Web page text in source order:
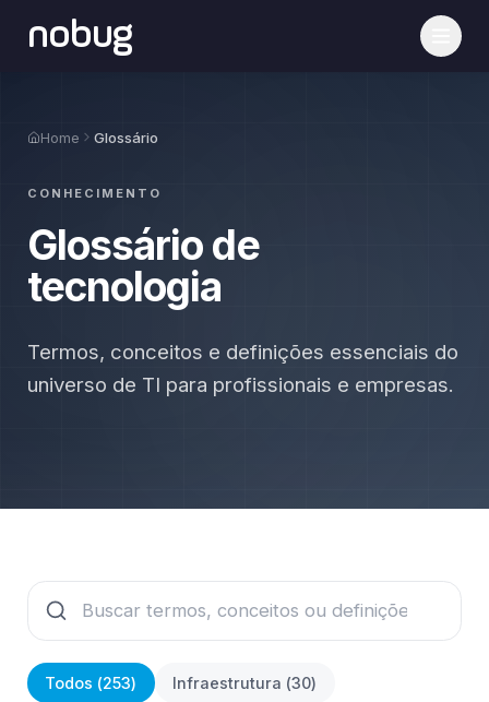
nobug
Home Glossário
CONHECIMENTO
Glossário de
tecnologia
Termos, conceitos e definições essenciais do
universo de TI para profissionais e empresas.
Todos (253) Infraestrutura (30)